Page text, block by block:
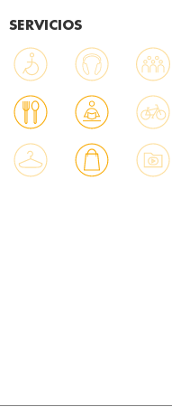
SERVICIOS